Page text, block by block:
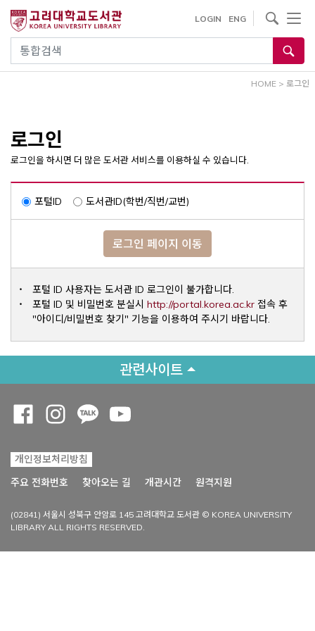
건
통합검색
LOGIN ENG
사이트내 검색
HOME > 로그인
로그인
로그인을 하시면 더 많은 도서관 서비스를 이용하실 수 있습니다.
포털ID 도서관ID(학번/직번/교번)
로그인 페이지 이동
포털 ID 사용자는 도서관 ID 로그인이 불가합니다.
포털 ID 및 비밀번호 분실시 http://portal.korea.ac.krOpens a
접속 후
"아이디/비밀번호 찾기" 기능을 이용하여 주시기 바랍니다.
관련사이트
개인정보처리방침
주요 전화번호
찾아오는 길 개관시간 원격지원
(02841) 서울시 성북구 안암로 145 고려대학교 도서관 © KOREA UNIVERSITY
LIBRARY ALL RIGHTS RESERVED.
Opens a new window
Opens a new window
Opens a new window